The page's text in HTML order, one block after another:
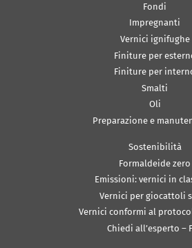
Fondi
Impregnanti
Vernici ignifughe
Finiture per
Finiture per
Smalti
Oli
Preparazione e
Sostenibilità
Formaldeide zero
Emissioni: vernici in
Vernici per giocattoli
Vernici conformi al
Chiedi all’esperto –